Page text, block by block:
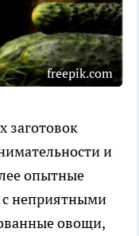
freepik.com
заготовок
и
опытные
с неприятными
овощи,